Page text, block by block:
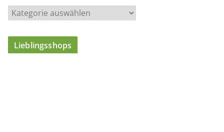
a
t
Lieblingsshops